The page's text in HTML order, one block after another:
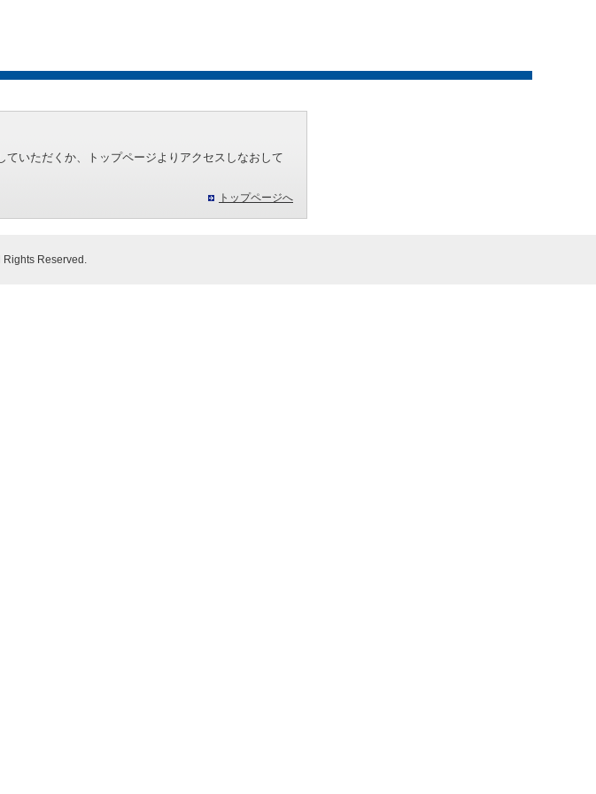
いただくか、トップページよりアクセスしなおして
トップページへ
Reserved.